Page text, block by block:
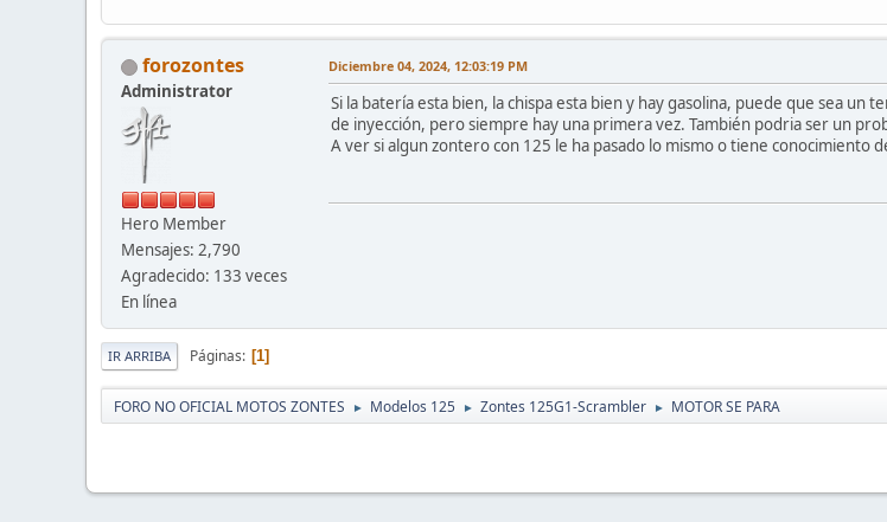
forozontes
Administrator
Hero Member
Mensajes: 2,790
Agradecido: 133 veces
En línea
Diciembre 04, 2024, 12:03:19 PM
Si la batería esta bien, la chispa esta bien y hay gasolina, puede que sea
de inyección, pero siempre hay una primera vez. También podria ser un
A ver si algun zontero con 125 le ha pasado lo mismo o tiene conocimiento
IR ARRIBA Páginas 1
FORO NO OFICIAL MOTOS ZONTES ► Modelos 125 ► Zontes 125G1-Scrambler ► MOTOR SE PARA